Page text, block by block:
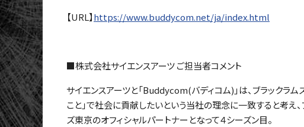
【URL】https://www.buddycom.net/ja/index.html
■株式会社サイエンスアーツ ご担当者コメント
サイエンスアーツと「Buddycom(バディコム)」は、ブラックラ
こと」で社会に貢献したいという当社の理念に一致すると考え
ズ東京のオフィシャルパートナーとなって４シーズン目。